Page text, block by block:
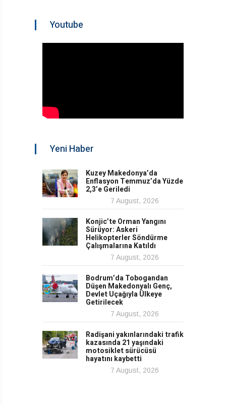
Youtube
Yeni Haber
Kuzey Makedonya’da
Enflasyon Temmuz’da Yüzde
2,3’e Geriledi
7 August, 2026
Konjic’te Orman Yangını
Sürüyor: Askeri
Helikopterler Söndürme
Çalışmalarına Katıldı
7 August, 2026
Bodrum’da Tobogandan
Düşen Makedonyalı Genç,
Devlet Uçağıyla Ülkeye
Getirilecek
7 August, 2026
Radişani yakınlarındaki trafik
kazasında 21 yaşındaki
motosiklet sürücüsü
hayatını kaybetti
7 August, 2026